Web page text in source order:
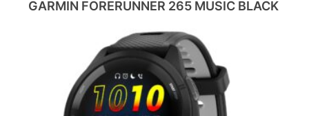
759.00 KM.
679.00 KM.
GARMIN FORERUNNER 265 MUSIC BLACK